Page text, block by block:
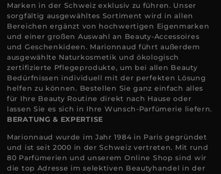
Marken in der Schweiz exklusiv zu führen. Unser
sorgfältig ausgewähltes Sortiment wird in allen
Bereichen ergänzt von hochwertigen Eigenmarken
und einer großen Auswahl an Beauty-Accessoires
und Geschenkideen. Marionnaud führt außerdem
ausgewählte Naturkosmetik und ökologisch
zertifizierte Pflegeprodukte, um bei allen Beauty
Bedürfnissen individuell mit der perfekten Lösung
helfen zu können. Bestellen Sie ganz einfach alles
für Ihre Beauty Routine direkt nach Hause oder
lassen Sie es sich in Ihre Wunsch-Parfümerie liefern.
BERATUNG & EXPERTISE
Marionnaud wurde im Jahr 1984 in Paris gegründet
und ist seit 2000 in der Schweiz vertreten. Mit rund
80 Parfümerien und unserem Online Shop sind wir
die top Adresse im selektiven Beautyhandel in der